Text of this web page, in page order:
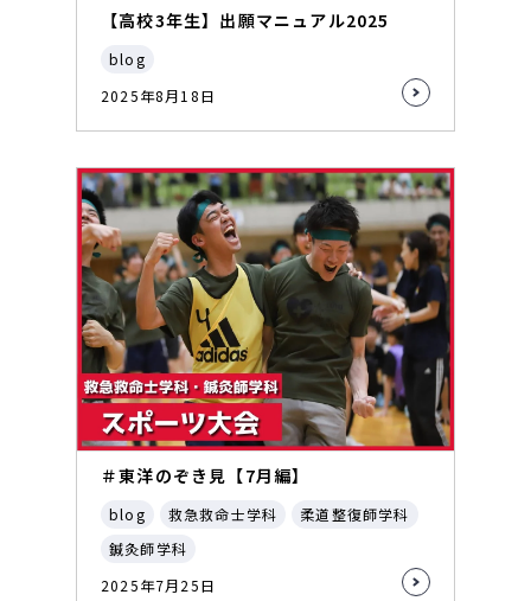
【高校3年生】出願マニュアル2025
blog
2025年8月18日
＃東洋のぞき見【7月編】
blog 救急救命士学科
柔道整復師学科
鍼灸師学科
2025年7月25日